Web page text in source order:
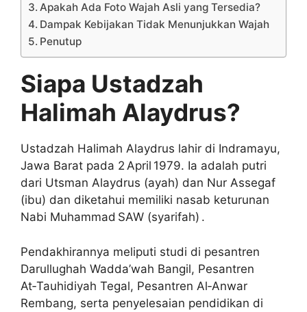
Apakah Ada Foto Wajah Asli yang Tersedia?
Dampak Kebijakan Tidak Menunjukkan Wajah
Penutup
Siapa Ustadzah
Halimah Alaydrus?
Ustadzah Halimah Alaydrus lahir di Indramayu,
Jawa Barat pada 2 April 1979. Ia adalah putri
dari Utsman Alaydrus (ayah) dan Nur Assegaf
(ibu) dan diketahui memiliki nasab keturunan
Nabi Muhammad SAW (syarifah) .
Pendakhirannya meliputi studi di pesantren
Darullughah Wadda’wah Bangil, Pesantren
At‑Tauhidiyah Tegal, Pesantren Al‑Anwar
Rembang, serta penyelesaian pendidikan di